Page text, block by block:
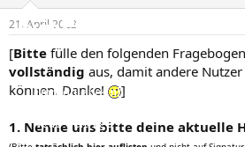
Forum
Aktuelles
Empfohlene Inhalte
Neue Beiträge
e
r
l
t
a
m
21. April 2022
[Bitte fülle den folgenden Fragebogen
vollständig aus, damit andere
können. Danke!
]
1. Nenne uns bitte deine aktuelle